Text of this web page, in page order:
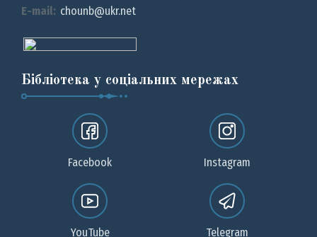
E-mail: chounb@ukr.net
Бібліотека у соціальних мережах
Facebook Instagram
YouTube Telegram